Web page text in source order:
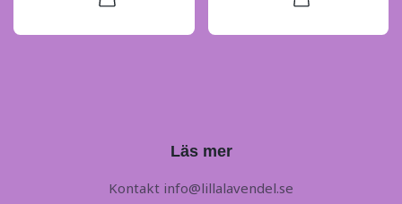
Läs mer
Kontakt info@lillalavendel.se